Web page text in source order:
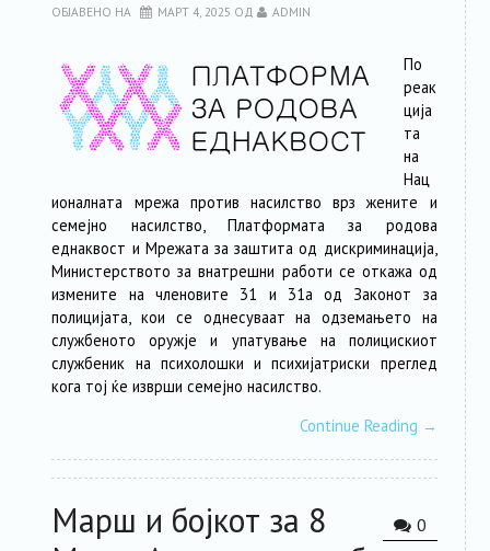
ОБЈАВЕНО НА МАРТ 4, 2025 ОД ADMIN
По
реак
ција
та
на
Нац
ионалната мрежа против насилство врз жените и
семејно насилство, Платформата за родова
еднаквост и Мрежата за заштита од дискриминација,
Министерството за внатрешни работи се откажа од
измените на членовите 31 и 31а од Законот за
полицијата, кои се однесуваат на одземањето на
службеното оружје и упатување на полицискиот
службеник на психолошки и психијатриски преглед
кога тој ќе изврши семејно насилство.
Continue Reading →
0
Марш и бојкот за 8